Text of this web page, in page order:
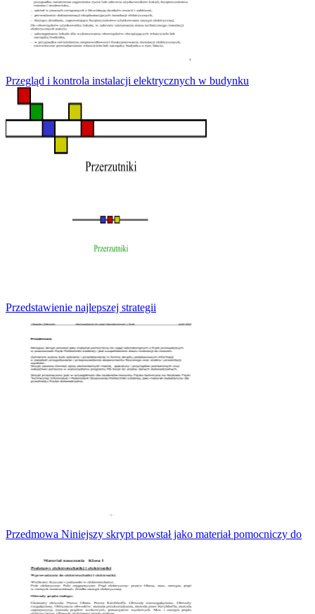
Przegląd i kontrola instalacji elektrycznych w budynku
Przedstawienie najlepszej strategii
Przedmowa Niniejszy skrypt powstał jako materiał pomocniczy do